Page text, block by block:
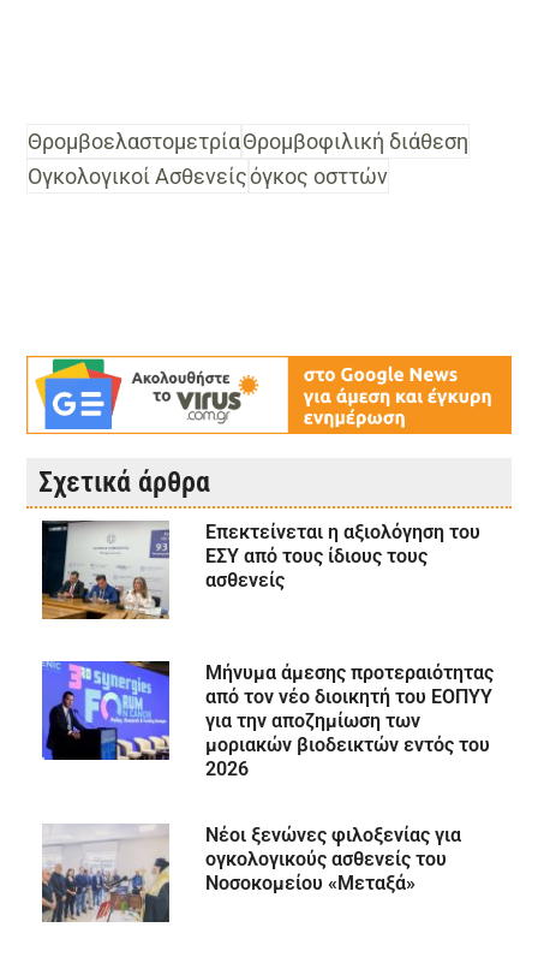
ΘρομβοελαστομετρίαΘρομβοφιλική διάθεση
Ογκολογικοί Ασθενείςόγκος οσττών
Σχετικά άρθρα
Επεκτείνεται η αξιολόγηση του
ΕΣΥ από τους ίδιους τους
ασθενείς
Μήνυμα άμεσης προτεραιότητας
από τον νέο διοικητή του ΕΟΠΥΥ
για την αποζημίωση των
μοριακών βιοδεικτών εντός του
2026
Νέοι ξενώνες φιλοξενίας για
ογκολογικούς ασθενείς του
Νοσοκομείου «Μεταξά»